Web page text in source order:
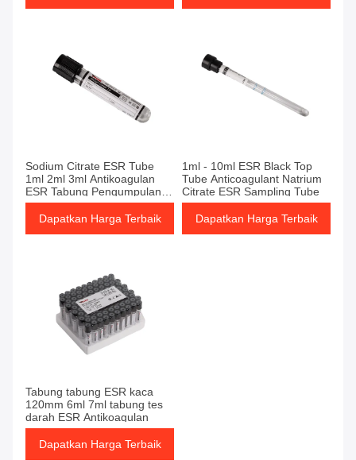
Sodium Citrate ESR Tube
1ml 2ml 3ml Antikoagulan
ESR Tabung Pengumpulan
Darah 1.6ml
Dapatkan Harga Terbaik
1ml - 10ml ESR Black Top
Tube Anticoagulant Natrium
Citrate ESR Sampling Tube
Dapatkan Harga Terbaik
Tabung tabung ESR kaca
120mm 6ml 7ml tabung tes
darah ESR Antikoagulan
Dapatkan Harga Terbaik